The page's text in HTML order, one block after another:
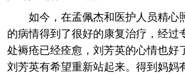
如今，在孟佩杰和医护人员精心
的病情得到了很好的康复治疗，经过
处褥疮已经痊愈，刘芳英的心情也好
刘芳英有希望重新站起来。得到妈妈